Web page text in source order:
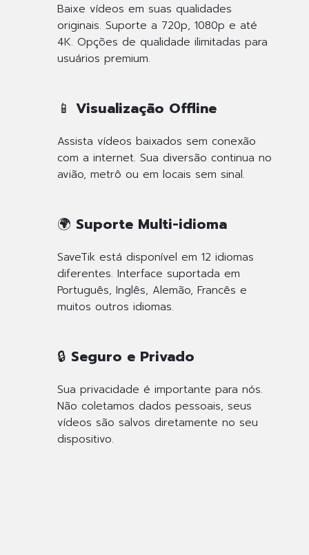
Baixe vídeos em suas qualidades
originais. Suporte a 720p, 1080p e até
4K. Opções de qualidade ilimitadas para
usuários premium.
📱 Visualização Offline
Assista vídeos baixados sem conexão
com a internet. Sua diversão continua no
avião, metrô ou em locais sem sinal.
🌍 Suporte Multi-idioma
SaveTik está disponível em 12 idiomas
diferentes. Interface suportada em
Português, Inglês, Alemão, Francês e
muitos outros idiomas.
🔒 Seguro e Privado
Sua privacidade é importante para nós.
Não coletamos dados pessoais, seus
vídeos são salvos diretamente no seu
dispositivo.